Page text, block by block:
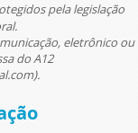
pela legislação
eletrônico ou
do A12